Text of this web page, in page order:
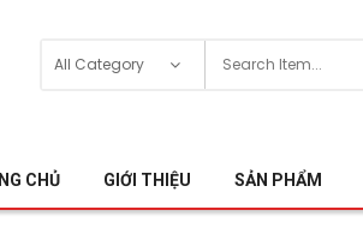
CHỦ GIỚI THIỆU SẢN PHẨM